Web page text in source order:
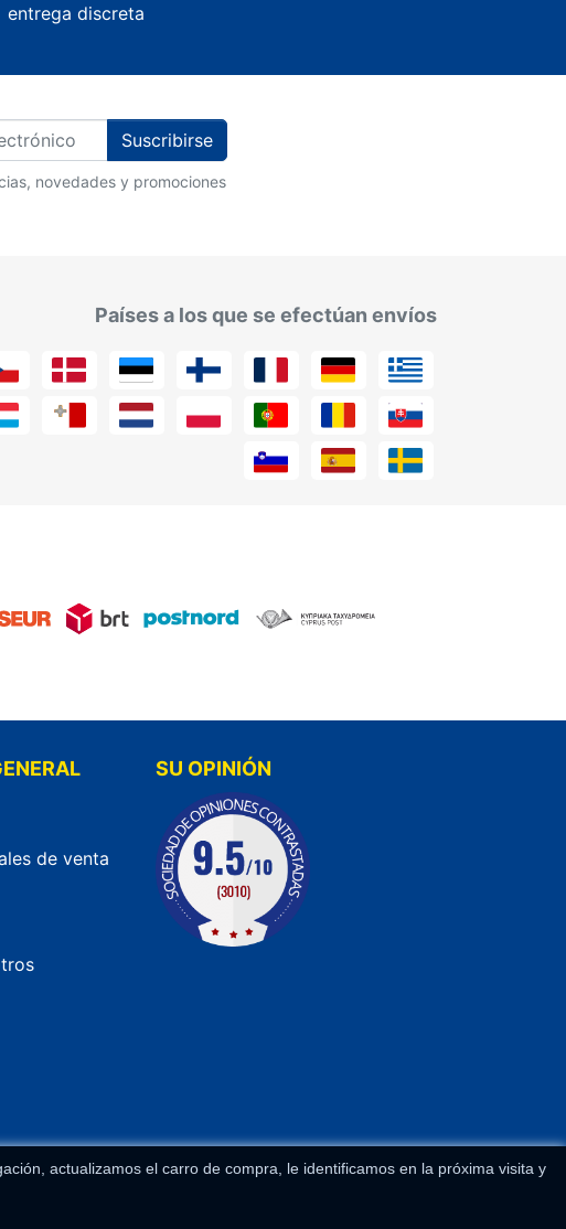
entrega discreta
Suscribirse
novedades y promociones
Países a los que se efectúan envíos
de venta
actualizamos el carro de compra, le identificamos en la próxima visita y
SU OPINIÓN